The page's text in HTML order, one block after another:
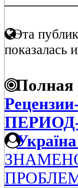
Эта
показалась
Полная